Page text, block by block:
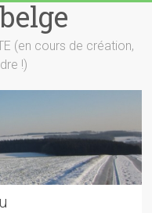
(en cours de création,
!)